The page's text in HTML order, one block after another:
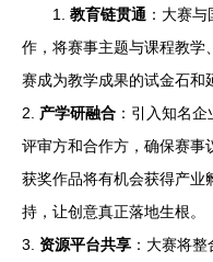
1. 教育链贯通 ：大赛
作，将赛事主题与课程教学
赛成为教学成果的试金石和
2. 产学研融合 ：引入知名
评审方和合作方，确保赛事
获奖作品将有机会获得产业
持，让创意真正落地生根。
3. 资源平台共享 ：大赛将